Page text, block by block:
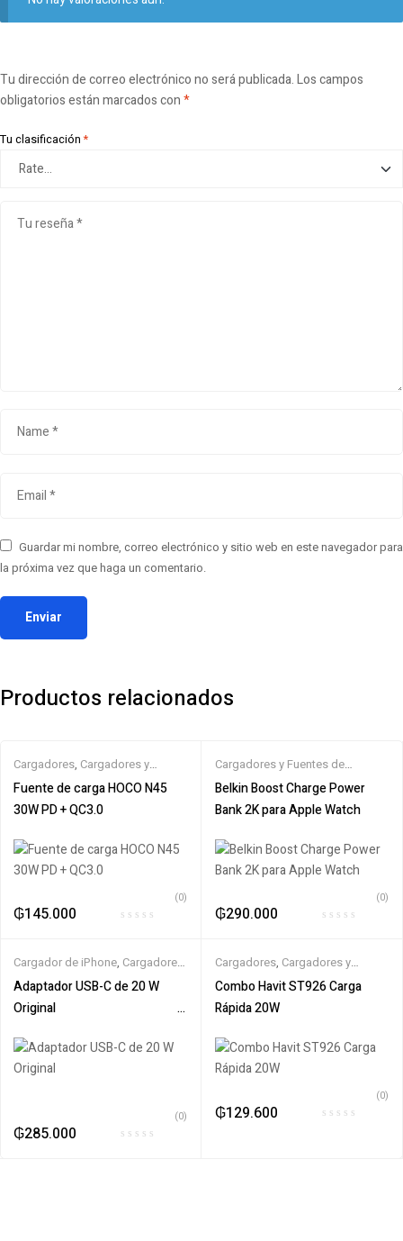
Tu dirección de correo electrónico no será publicada.Los campos
obligatorios están marcados con*
Tu clasificación*
Guardar mi nombre, correo electrónico y sitio web en este navegador para
la próxima vez que haga un comentario.
Productos relacionados
Cargadores, Cargadores y
Fuentes de Alimentación
Fuente de carga HOCO N45
30W PD + QC3.0
₲145.000
(0)
Cargadores y Fuentes de
Alimentación,P/ Apple Watch
Belkin Boost Charge Power
Bank 2K para Apple Watch
₲290.000
(0)
Cargador de iPhone, Cargadores
y Fuentes de Alimentación
Adaptador USB-C de 20 W
Original ‎ ‎ ‎ ‎ ‎ ‎ ‎ ‎ ‎ ‎ ‎ ‎ ‎ ‎ ‎ ‎ ‎ ‎ ‎ ‎ ‎ ‎ ‎ ‎ ‎ ‎ ‎ ‎ ‎ ‎ ‎ ‎ ‎ ‎ ‎ ‎ ‎ ‎ ‎ ‎ ‎ ‎ ‎ ‎ ‎ ‎ ‎ ‎
₲285.000
(0)
Cargadores, Cargadores y
Fuentes de Alimentación,Havit
Combo Havit ST926 Carga
Rápida 20W
₲129.600
(0)